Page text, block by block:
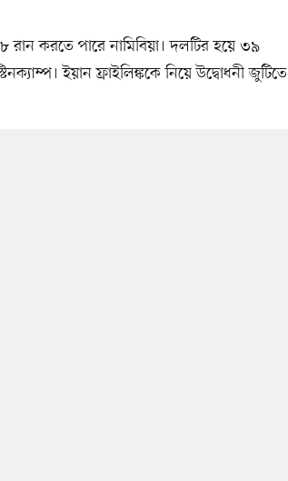
করতে পারে নামিবিয়া। দলটির হয়ে ৩৯
ইয়ান ফ্রাইলিঙ্ককে নিয়ে উদ্বোধনী জুটিতে